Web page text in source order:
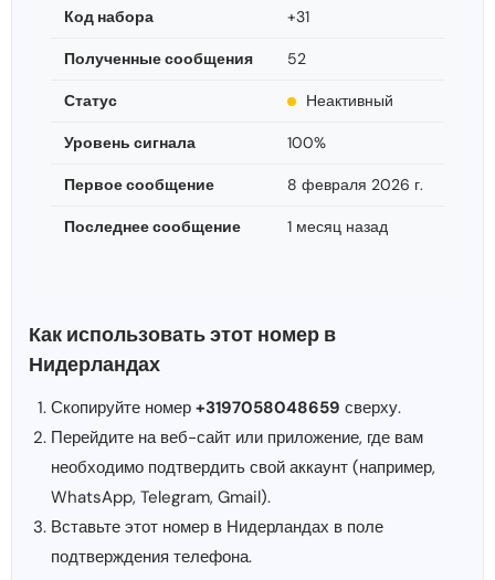
Код набора +31
Полученные сообщения 52
Статус Неактивный
Уровень сигнала 100%
Первое сообщение 8 февраля 2026 г.
Последнее сообщение 1 месяц назад
Как использовать этот номер в
Нидерландах
Скопируйте номер +3197058048659 сверху.
Перейдите на веб-сайт или приложение, где вам
необходимо подтвердить свой аккаунт (например,
WhatsApp, Telegram, Gmail).
Вставьте этот номер в Нидерландах в поле
подтверждения телефона.